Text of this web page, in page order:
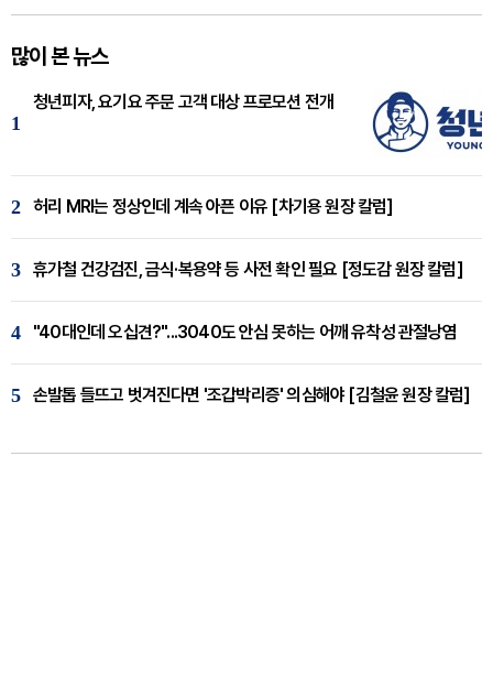
많이 본 뉴스
1
청년피자, 요기요 주문 고객 대상 프로모션 전개
2 허리 MRI는 정상인데 계속 아픈 이유 [차기용 원장 칼럼]
3 휴가철 건강검진, 금식·복용약 등 사전 확인 필요 [정도감 원장 칼럼]
4 "40대인데 오십견?"...3040도 안심 못하는 어깨 유착성 관절낭염
5 손발톱 들뜨고 벗겨진다면 '조갑박리증' 의심해야 [김철윤 원장 칼럼]